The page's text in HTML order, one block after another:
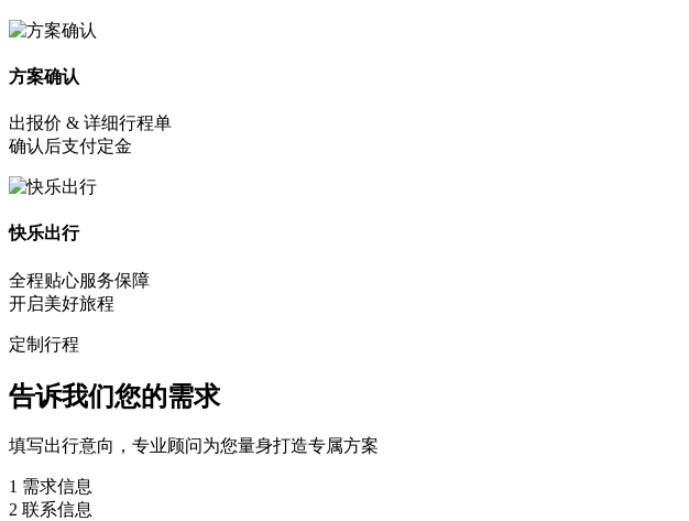
方案确认
出报价 & 详细行程单
确认后支付定金
快乐出行
全程贴心服务保障
开启美好旅程
定制行程
告诉我们您的需求
填写出行意向，专业顾问为您量身打造专属方案
1 需求信息
2 联系信息